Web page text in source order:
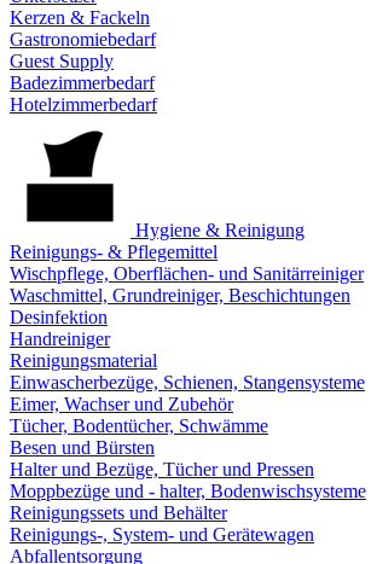
Kerzen & Fackeln
Gastronomiebedarf
Guest Supply
Badezimmerbedarf
Hotelzimmerbedarf
Hygiene & Reinigung
Reinigungs- & Pflegemittel
Wischpflege, Oberflächen- und Sanitärreiniger
Waschmittel, Grundreiniger, Beschichtungen
Desinfektion
Handreiniger
Reinigungsmaterial
Einwascherbezüge, Schienen, Stangensysteme
Eimer, Wachser und Zubehör
Tücher, Bodentücher, Schwämme
Besen und Bürsten
Halter und Bezüge, Tücher und Pressen
Moppbezüge und - halter, Bodenwischsysteme
Reinigungssets und Behälter
Reinigungs-, System- und Gerätewagen
Abfallentsorgung